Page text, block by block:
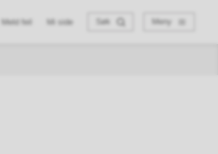
Meld feil Mi side Søk Meny